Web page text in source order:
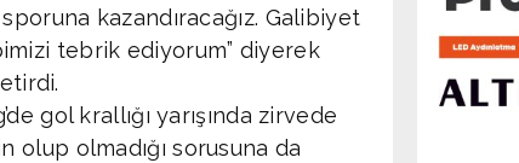
kazandıracağız. Galibiyet
tebrik ediyorum” diyerek
gol krallığı yarışında zirvede
olup olmadığı sorusuna da